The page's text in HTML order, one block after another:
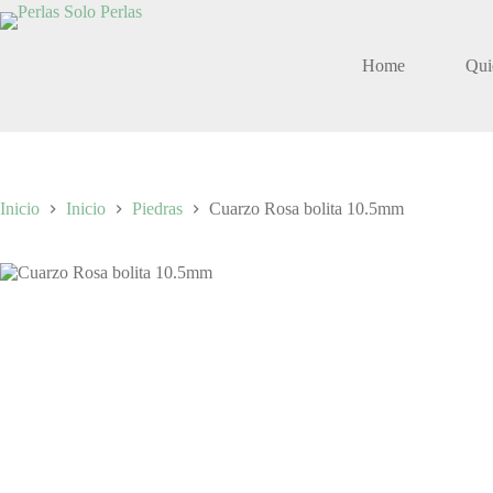
Saltar
al
Home
Inicio Inicio Piedras Cuarzo Rosa bolita 10.5mm